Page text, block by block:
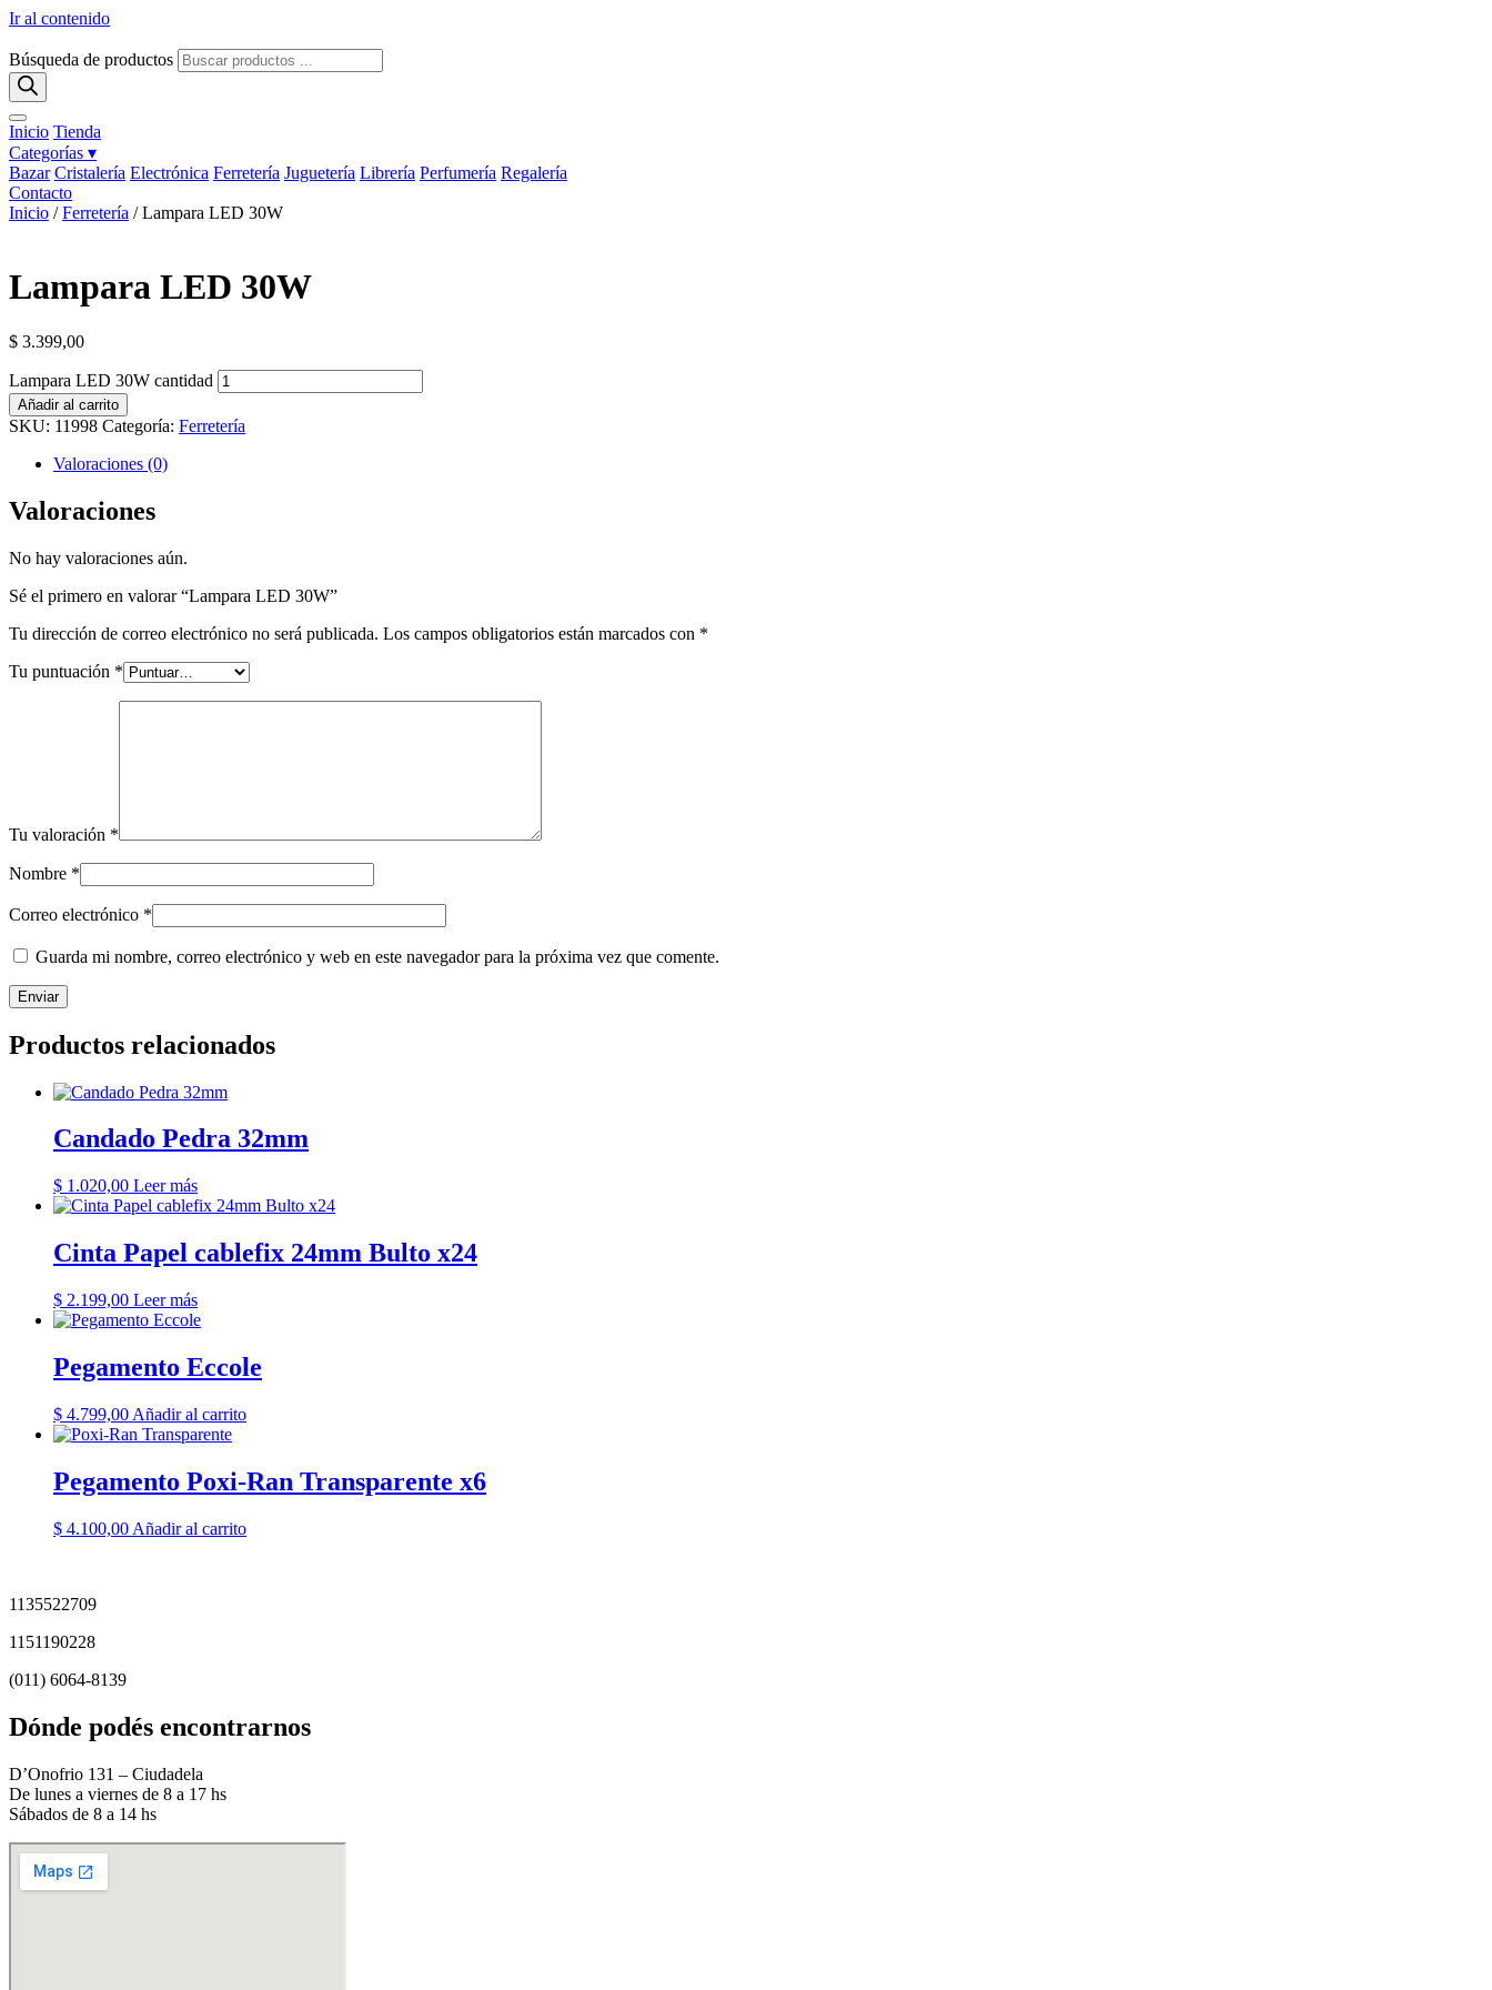
Ir al contenido
Búsqueda de productos
Inicio Tienda
Categorías ▾
Bazar Cristalería Electrónica Ferretería Juguetería Librería Perfumería Regalería
Contacto
Inicio /Ferretería / Lampara LED 30W
Lampara LED 30W
$ 3.399,00
Lampara LED 30W cantidad
Añadir al carrito
SKU: 11998 Categoría: Ferretería
Valoraciones (0)
Valoraciones
No hay valoraciones aún.
Sé el primero en valorar “Lampara LED 30W”
Tu dirección de correo electrónico no será publicada. Los campos obligatorios están marcados con *
Tu puntuación *
Tu valoración *
Nombre *
Correo electrónico *
Guarda mi nombre, correo electrónico y web en este navegador para la próxima vez que comente.
Productos relacionados
Candado Pedra 32mm
$ 1.020,00 Leer más
Cinta Papel cablefix 24mm Bulto x24
$ 2.199,00 Leer más
Pegamento Eccole
$ 4.799,00 Añadir al carrito
Pegamento Poxi-Ran Transparente x6
$ 4.100,00 Añadir al carrito
1135522709
1151190228
(011) 6064-8139
Dónde podés encontrarnos
D’Onofrio 131 – Ciudadela
De lunes a viernes de 8 a 17 hs
Sábados de 8 a 14 hs